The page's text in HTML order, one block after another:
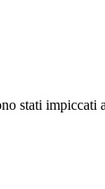
stati impiccati